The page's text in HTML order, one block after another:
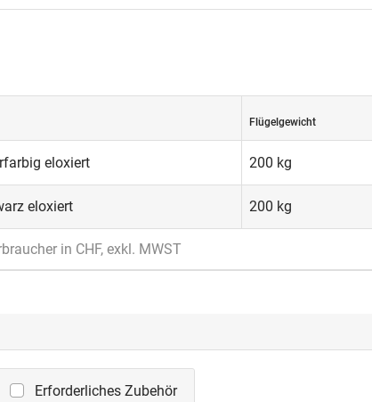
Flügelgewicht
eloxiert 200 kg
eloxiert 200 kg
in CHF, exkl. MWST
Erforderliches Zubehör